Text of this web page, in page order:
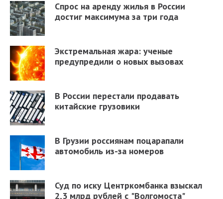
Спрос на аренду жилья в России
достиг максимума за три года
Экстремальная жара: ученые
предупредили о новых вызовах
В России перестали продавать
китайские грузовики
В Грузии россиянам поцарапали
автомобиль из-за номеров
Суд по иску Центркомбанка взыскал
2,3 млрд рублей с "Волгомоста"